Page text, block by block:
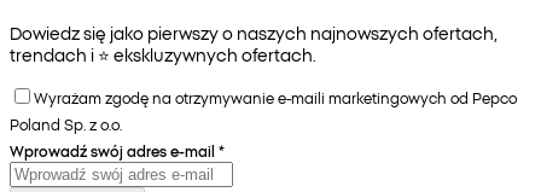
Dowiedz się jako pierwszy o naszych najnowszych ofertach,
trendach i ⭐️ ekskluzywnych ofertach.
Wyrażam zgodę na otrzymywanie e-maili marketingowych od Pepco
Poland Sp. z o.o.
Wprowadź swój adres e-mail *